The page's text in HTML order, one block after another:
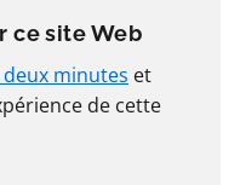
ce site Web
minutes et
de cette